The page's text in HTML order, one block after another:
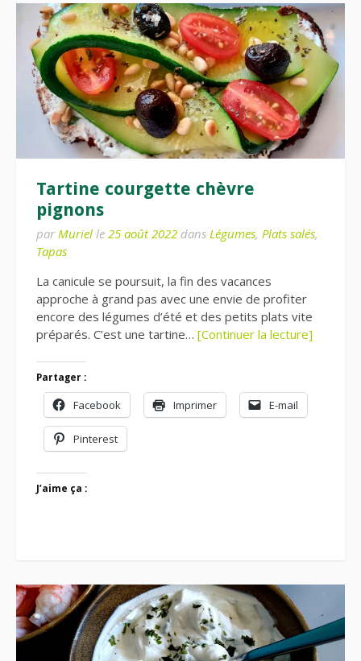
Tartine courgette chèvre
pignons
par Muriel le 25 août 2022 dans Légumes, Plats salés,
Tapas
La canicule se poursuit, la fin des vacances
approche à grand pas avec une envie de profiter
encore des légumes d’été et des petits plats vite
préparés. C’est une tartine… [Continuer la lecture]
Partager :
Facebook Imprimer E-mail
Pinterest
J’aime ça :